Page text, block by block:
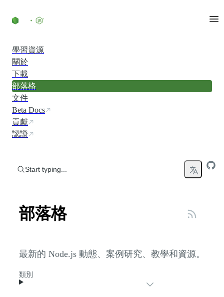
學習資源
關於
下載
部落格
文件
Beta Docs
貢獻
認證
Start typing...
部落格
最新的 Node.js 動態、案例研究、教學和資源。
類別